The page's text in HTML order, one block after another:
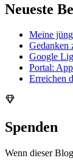
Neueste
Meine
Gedanken
Google
Portal:
Erreichen
Spenden
Wenn dieser